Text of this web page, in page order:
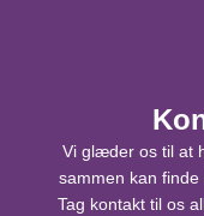
Vi glæder os til at
sammen kan finde
Tag kontakt til os